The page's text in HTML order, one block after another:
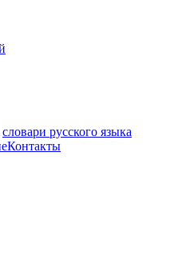
словари русского языка
Контакты